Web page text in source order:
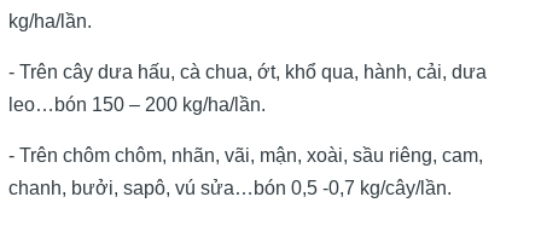
kg/ha/lần.
- Trên cây dưa hấu, cà chua, ớt, khổ qua, hành, cải, dưa
leo…bón 150 – 200 kg/ha/lần.
- Trên chôm chôm, nhãn, vãi, mận, xoài, sầu riêng, cam,
chanh, bưởi, sapô, vú sửa…bón 0,5 -0,7 kg/cây/lần.